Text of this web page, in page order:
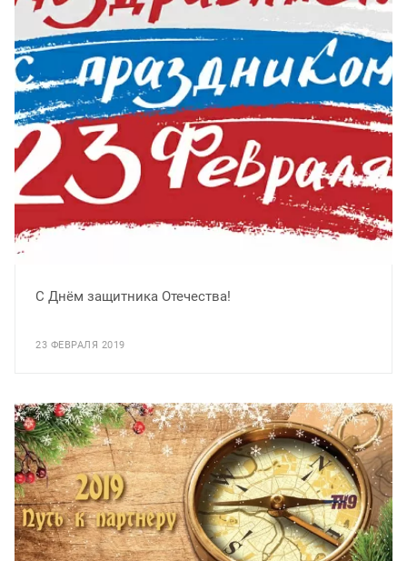
С Днём защитника Отечества!
23 ФЕВРАЛЯ 2019